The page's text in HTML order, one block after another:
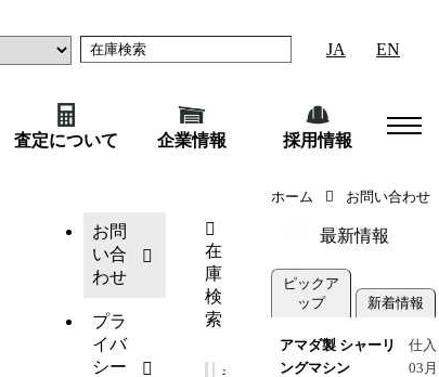
JA EN
査定について 企業情報 採用情報
ホーム お問い合わせ
お問
い合
わせ
プラ
イバ
シー
在
庫
検
索
最新情報
ピックア
ップ
新着情報
アマダ製 シャーリ
ングマシン
仕
03